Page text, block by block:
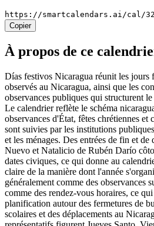
https://smartcalendars.ai/cal/
Copier
À propos de ce
Días festivos Nicaragua réunit les jours
observés au Nicaragua, ainsi que les
observances publiques qui structurent
Le calendrier reflète le schéma
observances d'État, fêtes chrétiennes et
sont suivies par les institutions
et les ménages. Des entrées de fin et
Nuevo et Natalicio de Rubén Darío
dates civiques, ce qui donne au
claire de la manière dont l'année
généralement comme des observances
comme des rendez-vous horaires, ce
planification autour des fermetures de
scolaires et des déplacements au